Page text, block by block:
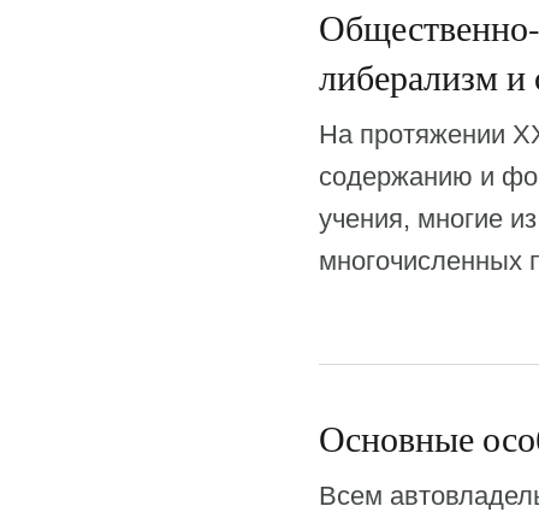
либерализм и
На протяжении
содержанию и
учения, многие
многочисленных
Основные
Всем